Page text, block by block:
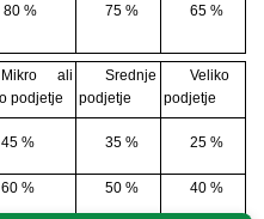
80 % 75 % 65 %
Mikro ali
podjetje
Srednje
podjetje
Veliko
podjetje
45 % 35 % 25 %
60 % 50 % 40 %